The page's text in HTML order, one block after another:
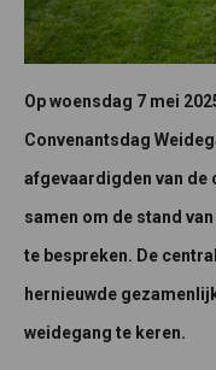
Op woensdag 7 mei
Convenantsdag
afgevaardigden van de
samen om de stand
te bespreken. De
hernieuwde
weidegang te keren.